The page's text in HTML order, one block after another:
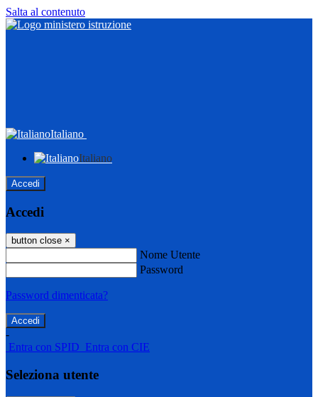
Salta al contenuto
Italiano
Italiano
Accedi
Accedi
button close ×
Nome Utente
Password
Password dimenticata?
-
Entra con SPID Entra con CIE
Seleziona utente